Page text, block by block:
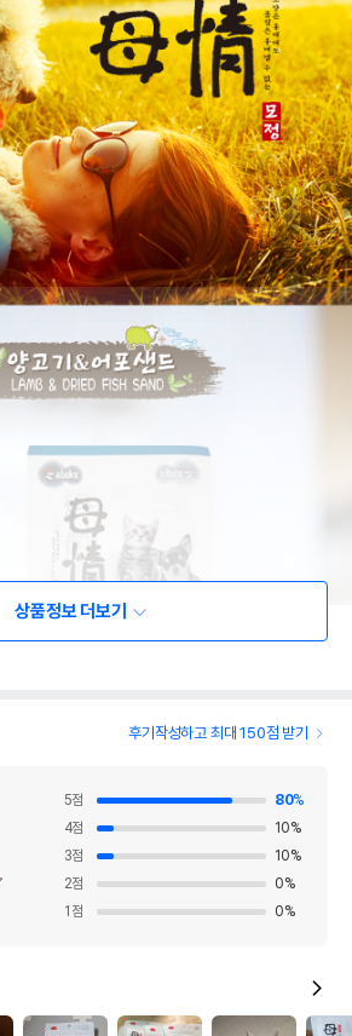
상품정보 더보기
후기작성하고 최대 150점 받기
5점 80%
4점 10%
3점 10%
2점 0%
1 점 0%